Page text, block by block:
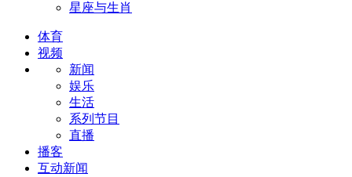
星座与生肖
体育
视频
新闻
娱乐
生活
系列节目
直播
播客
互动新闻